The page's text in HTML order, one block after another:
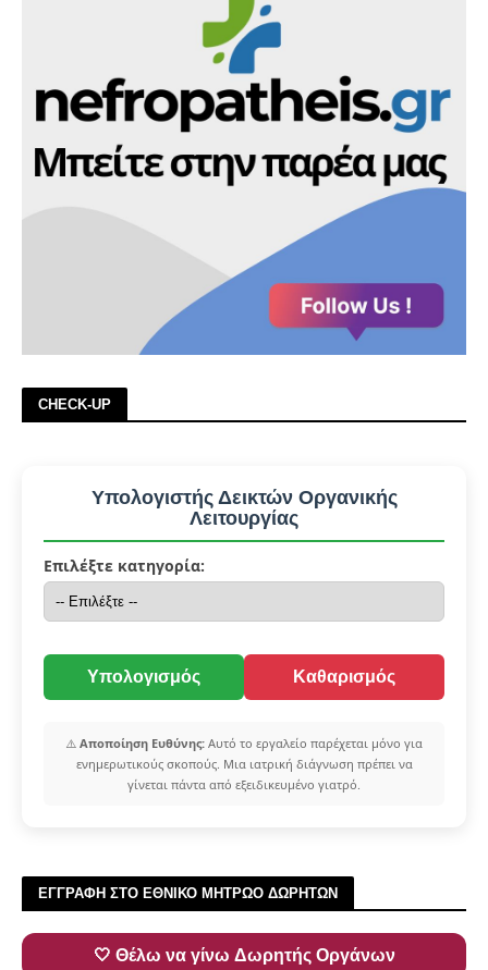
CHECK-UP
Υπολογιστής Δεικτών Οργανικής
Λειτουργίας
Επιλέξτε κατηγορία:
Υπολογισμός Καθαρισμός
⚠️ Αποποίηση Ευθύνης: Αυτό το εργαλείο παρέχεται μόνο για
ενημερωτικούς σκοπούς. Μια ιατρική διάγνωση πρέπει να
γίνεται πάντα από εξειδικευμένο γιατρό.
ΕΓΓΡΑΦΗ ΣΤΟ ΕΘΝΙΚΟ ΜΗΤΡΩΟ ΔΩΡΗΤΩΝ
🤍 Θέλω να γίνω Δωρητής Οργάνων